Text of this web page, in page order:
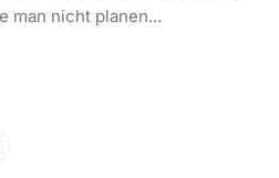
man nicht planen...